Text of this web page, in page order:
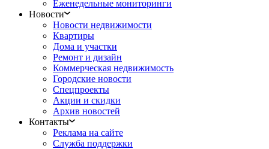
Еженедельные мониторинги
Новости
Новости недвижимости
Квартиры
Дома и участки
Ремонт и дизайн
Коммерческая недвижимость
Городские новости
Спецпроекты
Акции и скидки
Архив новостей
Контакты
Реклама на сайте
Служба поддержки